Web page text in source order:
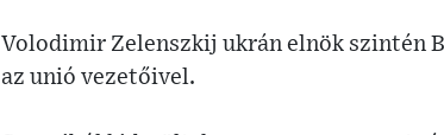
Volodimir Zelenszkij ukrán elnök szintén
az unió vezetőivel.